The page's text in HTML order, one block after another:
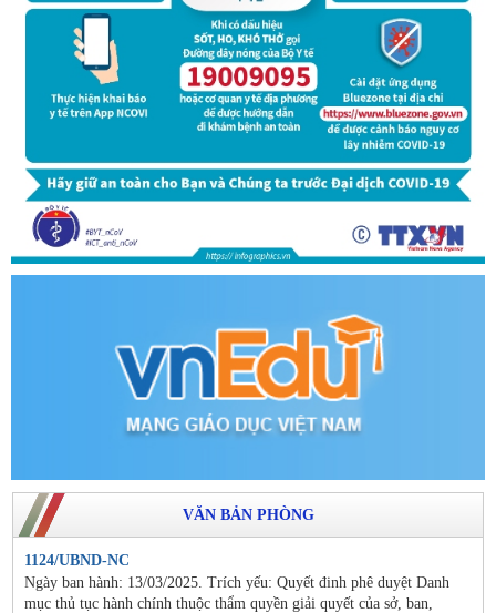
VĂN BẢN PHÒNG
1124/UBND-NC
Ngày ban hành: 13/03/2025. Trích yếu: Quyết đinh phê duyệt Danh
mục thủ tục hành chính thuộc thẩm quyền giải quyết của sở, ban,